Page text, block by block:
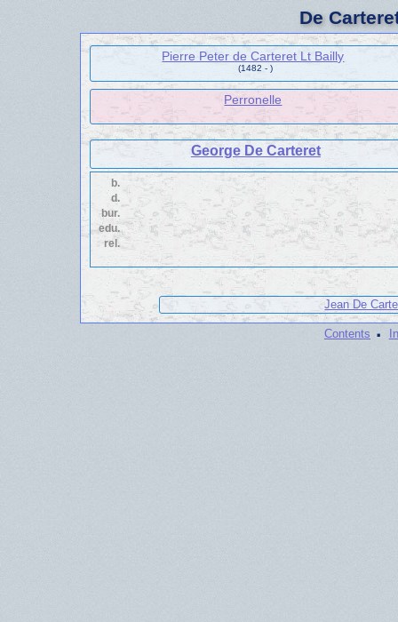
De
Pierre Peter de Carteret Lt Bailly
(1482 - )
Perronelle
George De Carteret
b.
d.
bur.
edu.
rel.
Jean De
Contents ·